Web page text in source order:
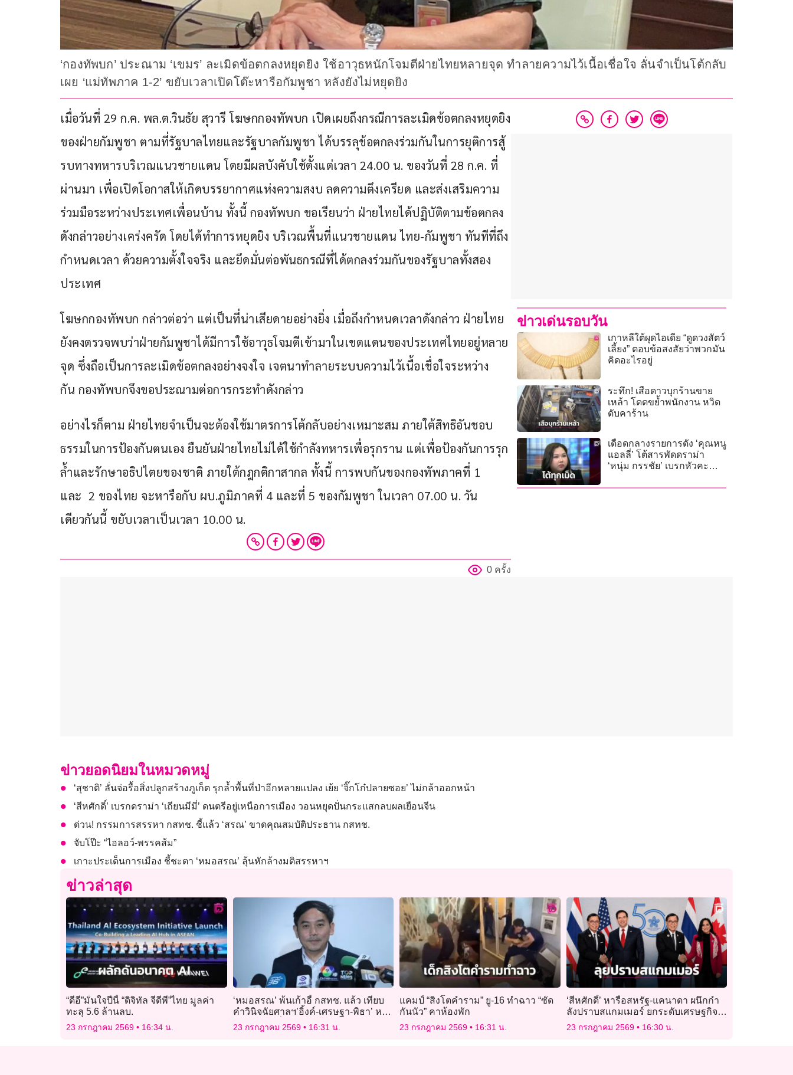
‘กองทัพบก’ ประณาม ‘เขมร’ ละเมิดข้อตกลงหยุดยิง ใช้อาวุธหนักโจมตีฝ่ายไทยหลายจุด ทำลายความไว้เนื้อเชื่อใจ ลั่นจำเป็นโต้กลับ
เผย ‘แม่ทัพภาค 1-2’ ขยับเวลาเปิดโต๊ะหารือกัมพูชา หลังยังไม่หยุดยิง
เมื่อวันที่ 29 ก.ค. พล.ต.วินธัย สุวารี โฆษกกองทัพบก เปิดเผยถึงกรณีการละเมิดข้อตกลงหยุดยิง
ของฝ่ายกัมพูชา ตามที่รัฐบาลไทยและรัฐบาลกัมพูชา ได้บรรลุข้อตกลงร่วมกันในการยุติการสู้
รบทางทหารบริเวณแนวชายแดน โดยมีผลบังคับใช้ตั้งแต่เวลา 24.00 น. ของวันที่ 28 ก.ค. ที่
ผ่านมา เพื่อเปิดโอกาสให้เกิดบรรยากาศแห่งความสงบ ลดความตึงเครียด และส่งเสริมความ
ร่วมมือระหว่างประเทศเพื่อนบ้าน ทั้งนี้ กองทัพบก ขอเรียนว่า ฝ่ายไทยได้ปฏิบัติตามข้อตกลง
ดังกล่าวอย่างเคร่งครัด โดยได้ทำการหยุดยิง บริเวณพื้นที่แนวชายแดน ไทย-กัมพูชา ทันทีที่ถึง
กำหนดเวลา ด้วยความตั้งใจจริง และยึดมั่นต่อพันธกรณีที่ได้ตกลงร่วมกันของรัฐบาลทั้งสอง
ประเทศ
โฆษกกองทัพบก กล่าวต่อว่า แต่เป็นที่น่าเสียดายอย่างยิ่ง เมื่อถึงกำหนดเวลาดังกล่าว ฝ่ายไทย
ยังคงตรวจพบว่าฝ่ายกัมพูชาได้มีการใช้อาวุธโจมตีเข้ามาในเขตแดนของประเทศไทยอยู่หลาย
จุด ซึ่งถือเป็นการละเมิดข้อตกลงอย่างจงใจ เจตนาทำลายระบบความไว้เนื้อเชื่อใจระหว่าง
กัน กองทัพบกจึงขอประณามต่อการกระทำดังกล่าว
อย่างไรก็ตาม ฝ่ายไทยจำเป็นจะต้องใช้มาตรการโต้กลับอย่างเหมาะสม ภายใต้สิทธิอันชอบ
ธรรมในการป้องกันตนเอง ยืนยันฝ่ายไทยไม่ได้ใช้กำลังทหารเพื่อรุกราน แต่เพื่อป้องกันการรุก
ล้ำและรักษาอธิปไตยของชาติ ภายใต้กฎกติกาสากล ทั้งนี้ การพบกันของกองทัพภาคที่ 1
และ  2 ของไทย จะหารือกับ ผบ.ภูมิภาคที่ 4 และที่ 5 ของกัมพูชา ในเวลา 07.00 น. วัน
เดียวกันนี้ ขยับเวลาเป็นเวลา 10.00 น.
0 ครั้ง
ข่าวเด่นรอบวัน
เกาหลีใต้ผุดไอเดีย “ดูดวงสัตว์
เลี้ยง” ตอบข้อสงสัยว่าพวกมัน
คิดอะไรอยู่
ระทึก! เสือดาวบุกร้านขาย
เหล้า โดดขย้ำพนักงาน หวิด
ดับคาร้าน
เดือดกลางรายการดัง ‘คุณหนู
แอลลี่’ โต้สารพัดดราม่า
‘หนุ่ม กรรชัย’ เบรกหัวคะมำ
ข่าวยอดนิยมในหมวดหมู่
‘สุชาติ’ ลั่นจ่อรื้อสิ่งปลูกสร้างภูเก็ต รุกล้ำพื้นที่ป่าอีกหลายแปลง เย้ย ‘จิ๊กโก๋ปลายซอย’ ไม่กล้าออกหน้า
‘สีหศักดิ์’ เบรกดราม่า ‘เถียนมีมี่’ ดนตรีอยู่เหนือการเมือง วอนหยุดปั่นกระแสกลบผลเยือนจีน
ด่วน! กรรมการสรรหา กสทช. ชี้แล้ว ‘สรณ’ ขาดคุณสมบัติประธาน กสทช.
จับโป๊ะ “ไอลอว์-พรรคส้ม”
เกาะประเด็นการเมือง ชี้ชะตา ‘หมอสรณ’ ลุ้นหักล้างมติสรรหาฯ
ข่าวล่าสุด
“ดีอี”มั่นใจปีนี้ “ดิจิทัล จีดีพี”ไทย มูลค่า
ทะลุ 5.6 ล้านลบ.
23 กรกฎาคม 2569 16:34 น.
‘หมอสรณ’ พ้นเก้าอี้ กสทช. แล้ว เทียบ
คำวินิจฉัยศาลฯ’อิ้งค์-เศรษฐา-พิธา’ หยุด
ปฏิบัติหน้าที่ ไม่ต้องทูลเกล้าฯ
23 กรกฎาคม 2569 16:31 น.
แคมป์ “สิงโตคำราม” ยู-16 ทำฉาว “ซัด
กันนัว” คาห้องพัก
23 กรกฎาคม 2569 16:31 น.
‘สีหศักดิ์’ หารือสหรัฐ-แคนาดา ผนึกกำ
ลังปราบสแกมเมอร์ ยกระดับเศรษฐกิจ-
การค้า
23 กรกฎาคม 2569 16:30 น.